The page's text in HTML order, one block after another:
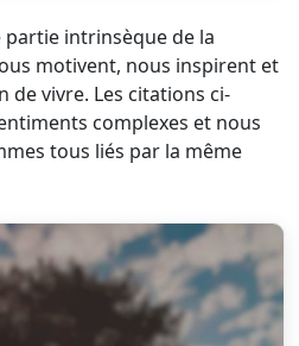
intrinsèque de la
motivent, nous inspirent et
de vivre. Les citations ci-
complexes et nous
tous liés par la même